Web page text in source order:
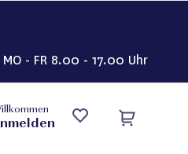
MO - FR 8.00 - 17.00 Uhr